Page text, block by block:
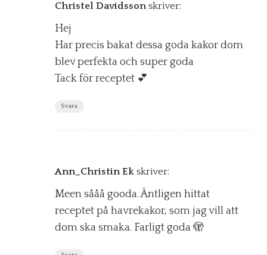
Christel Davidsson skriver:
Hej
Har precis bakat dessa goda kakor dom
blev perfekta och super goda
Tack för receptet 💕
Svara
Ann_Christin Ek skriver:
Meen sååå gooda. Äntligen hittat
receptet på havrekakor, som jag vill att
dom ska smaka. Farligt goda 🫣